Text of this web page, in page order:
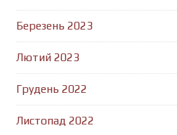
Березень 2023
Лютий 2023
Грудень 2022
Листопад 2022